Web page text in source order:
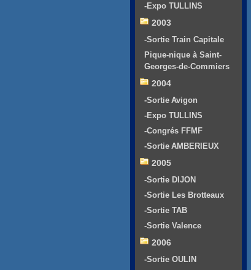
-Expo TULLINS
2003
-Sortie Train Capitale
Pique-nique à Saint-
Georges-de-Commiers
2004
-Sortie Avigon
-Expo TULLINS
-Congrés FFMF
-Sortie AMBERIEUX
2005
-Sortie DIJON
-Sortie Les Brotteaux
-Sortie TAB
-Sortie Valence
2006
-Sortie OULIN